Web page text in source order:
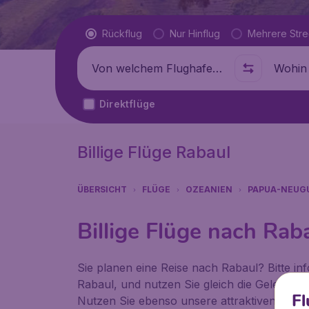
Flugtyp
Rückflug Nur Hinflug Mehrere
Abflug von Wohin
Direktflüge
Billige Flüge Rabaul
ÜBERSICHT FLÜGE OZEANIEN PAPUA-
Billige Flüge nach
Sie planen eine Reise nach Rabaul? Bitte
Rabaul, und nutzen Sie gleich die
Nutzen Sie ebenso unsere attraktiven